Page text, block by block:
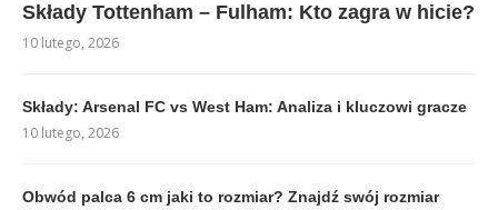
Składy Tottenham – Fulham: Kto zagra w hicie?
10 lutego, 2026
Składy: Arsenal FC vs West Ham: Analiza i kluczowi gracze
10 lutego, 2026
Obwód palca 6 cm jaki to rozmiar? Znajdź swój rozmiar